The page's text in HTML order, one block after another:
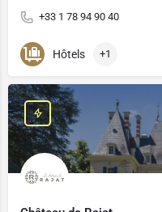
+33 1 78 94 90 40
Hôtels +1